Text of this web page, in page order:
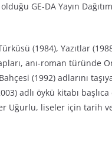
GE-DA Yayın
(1984), Yazıtlar
anı-roman türünde
(1992) adlarını
adlı öykü kitabı başlıca
Uğurlu, liseler için tarih